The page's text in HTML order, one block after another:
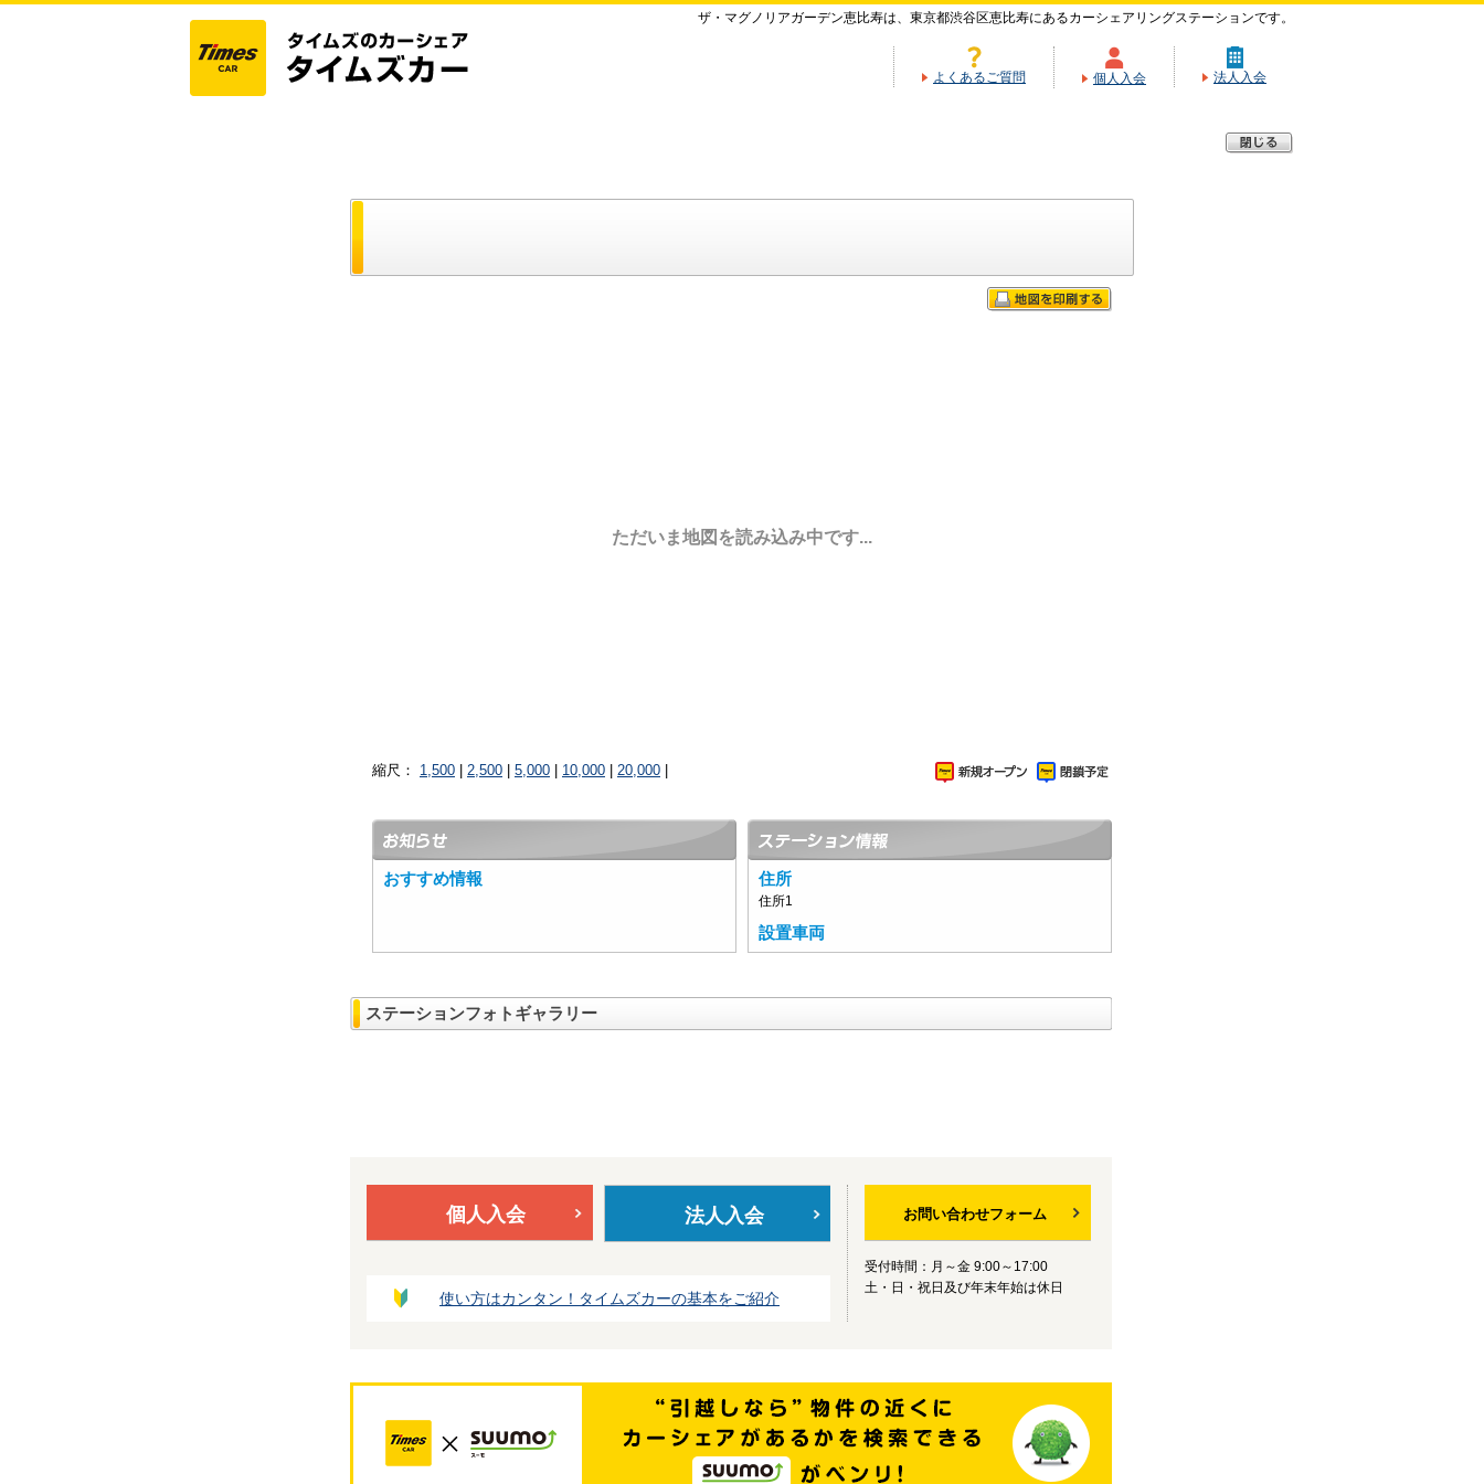
ザ・マグノリアガーデン恵比寿は、東京都渋谷区恵比寿にあるカーシェアリングステーションです。
よくあるご質問 個人入会 法人入会
ただいま地図を読み込み中です...
縮尺： 1,500 2,500 5,000 10,000 20,000
おすすめ情報 住所
住所1
設置車両
ステーションフォトギャラリー
個人入会 法人入会
使い方はカンタン！タイムズカーの基本をご紹介
お問い合わせフォーム
受付時間：月～金 9:00～17:00
土・日・祝日及び年末年始は休日